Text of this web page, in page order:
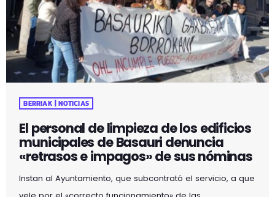
BERRIAK | NOTICIAS
El personal de limpieza de los edificios
municipales de Basauri denuncia
«retrasos e impagos» de sus nóminas
Instan al Ayuntamiento, que subcontrató el servicio, a que